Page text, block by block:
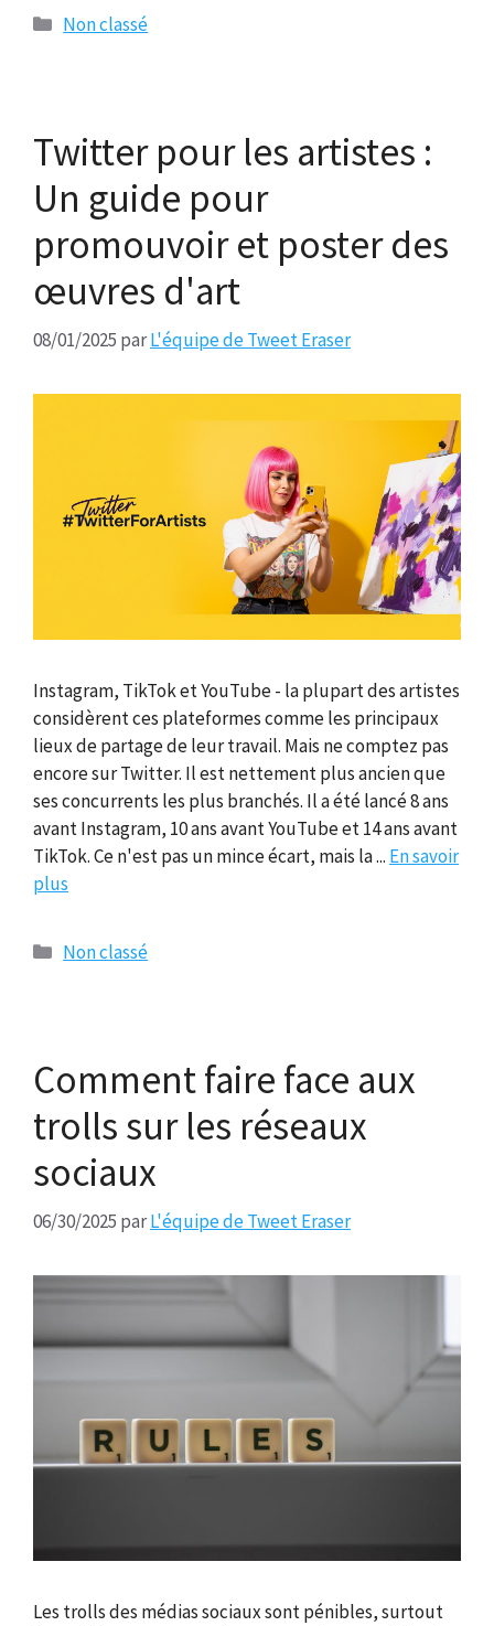
Catégories
Non classé
Twitter pour les artistes :
Un guide pour
promouvoir et poster des
œuvres d'art
08/01/2025 parL'équipe de Tweet Eraser
Instagram, TikTok et YouTube - la plupart des artistes
considèrent ces plateformes comme les principaux
lieux de partage de leur travail. Mais ne comptez pas
encore sur Twitter. Il est nettement plus ancien que
ses concurrents les plus branchés. Il a été lancé 8 ans
avant Instagram, 10 ans avant YouTube et 14 ans avant
TikTok. Ce n'est pas un mince écart, mais la ... En savoir
plus
Catégories
Non classé
Comment faire face aux
trolls sur les réseaux
sociaux
06/30/2025 parL'équipe de Tweet Eraser
Les trolls des médias sociaux sont pénibles, surtout